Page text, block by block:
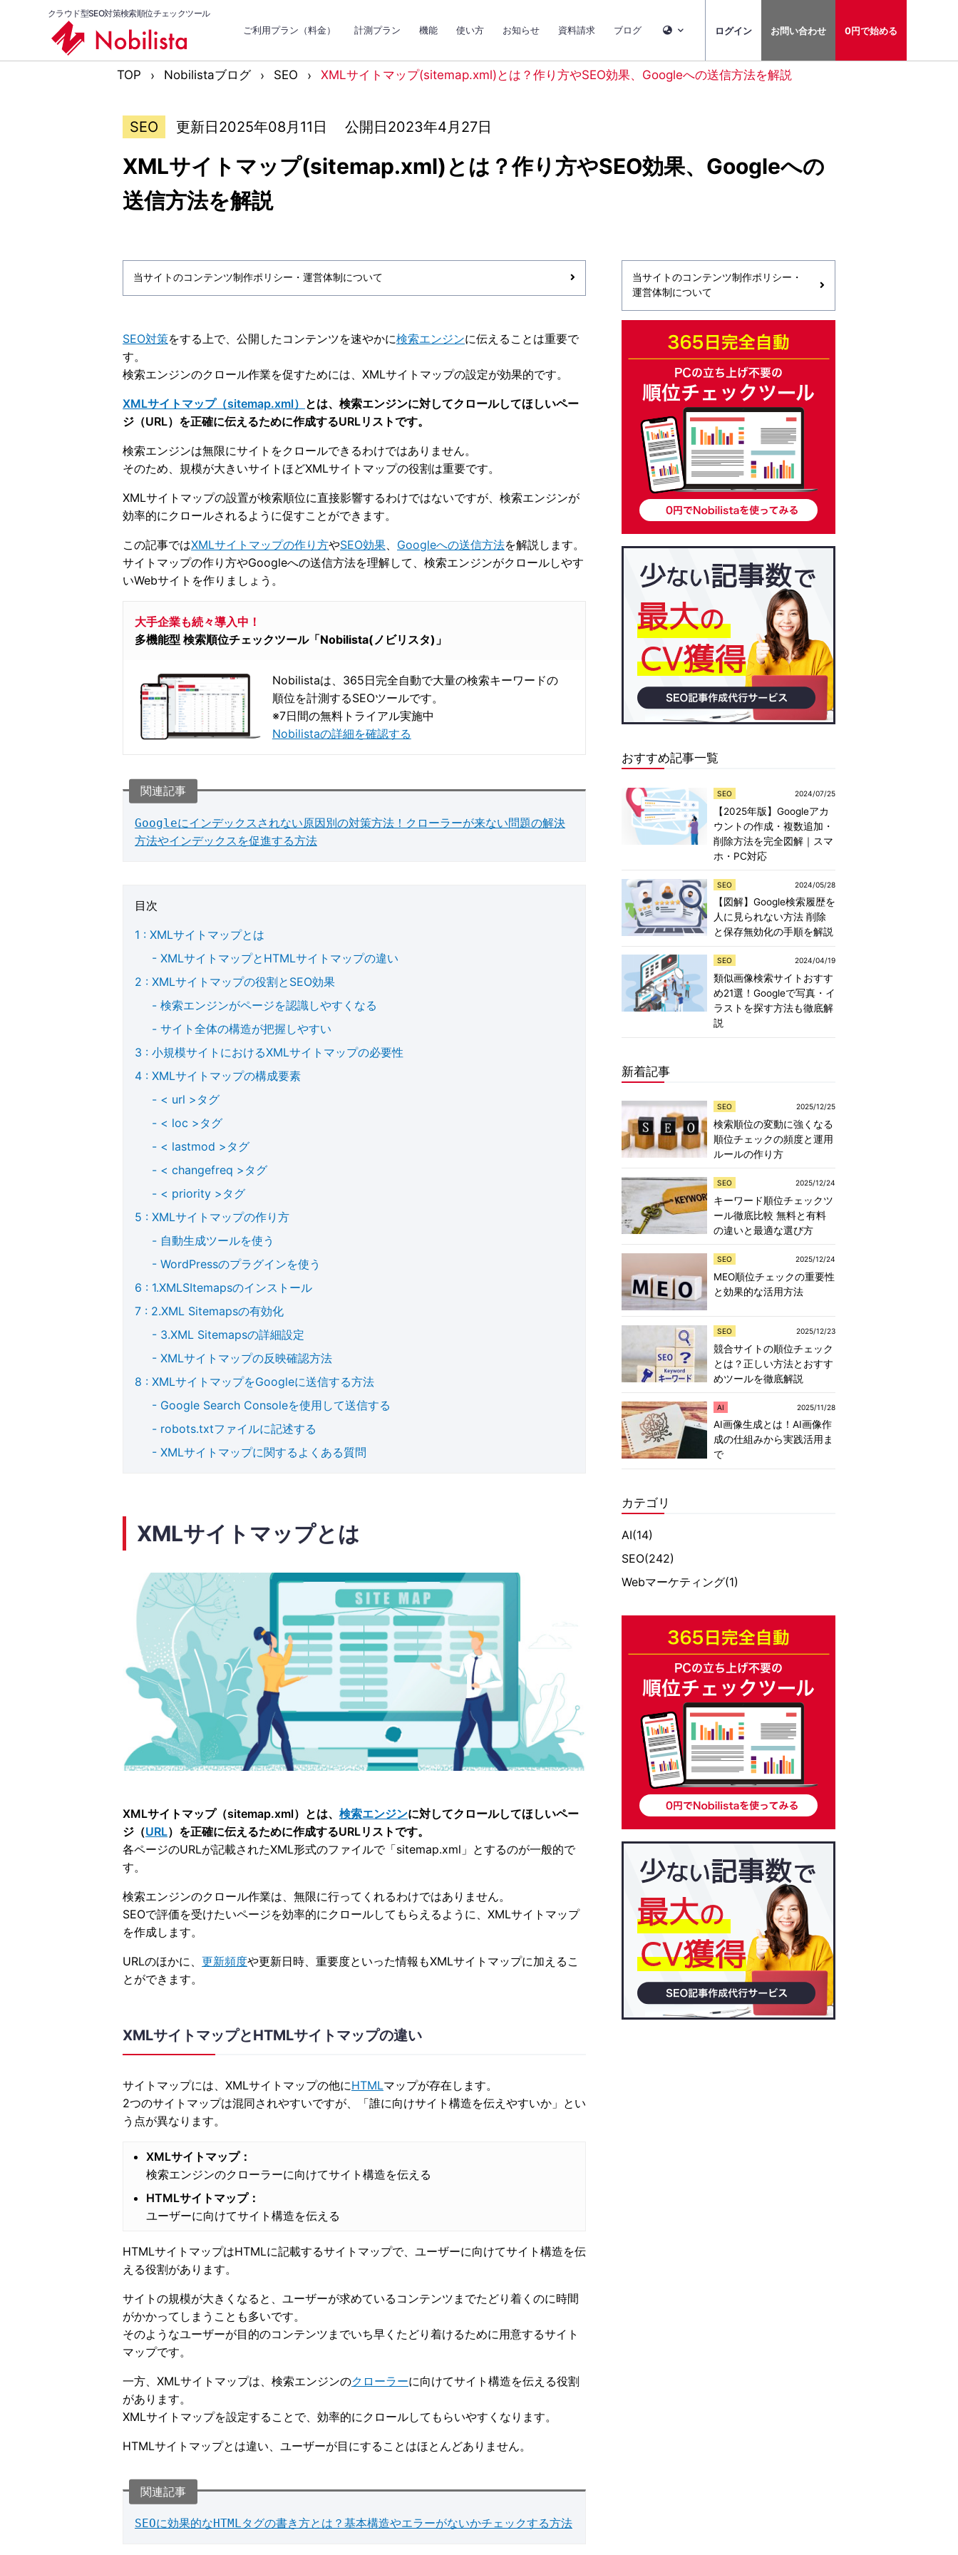
クラウド型SEO対策検索順位チェックツール
ご利用プラン（料金） 計測プラン 機能 使い方 お知らせ 資料請求 ブログ ログイン お問い合わせ 0円で始める
TOP Nobilistaブログ SEO XMLサイトマップ(sitemap.xml)とは？作り方やSEO効果、Googleへの送信方法を解説
SEO 更新日2025年08月11日 公開日2023年4月27日
XMLサイトマップ(sitemap.xml)とは？作り方やSEO効果、Googleへの
送信方法を解説
当サイトのコンテンツ制作ポリシー・運営体制について
SEO対策をする上で、公開したコンテンツを速やかに検索エンジンに伝えることは重要で
す。
検索エンジンのクロール作業を促すためには、XMLサイトマップの設定が効果的です。
XMLサイトマップ（sitemap.xml） とは、検索エンジンに対してクロールしてほしいペー
ジ（URL）を正確に伝えるために作成するURLリストです。
検索エンジンは無限にサイトをクロールできるわけではありません。
そのため、規模が大きいサイトほどXMLサイトマップの役割は重要です。
XMLサイトマップの設置が検索順位に直接影響するわけではないですが、検索エンジンが
効率的にクロールされるように促すことができます。
この記事ではXMLサイトマップの作り方やSEO効果 Googleへの送信方法を解説します。
サイトマップの作り方やGoogleへの送信方法を理解して、検索エンジンがクロールしやす
いWebサイトを作りましょう。
大手企業も続々導入中！
多機能型 検索順位チェックツール「Nobilista(ノビリスタ)」
Nobilistaは、365日完全自動で大量の検索キーワードの
順位を計測するSEOツールです。
※7日間の無料トライアル実施中
Nobilistaの詳細を確認する
Googleにインデックスされない原因別の対策方法！クローラーが来ない問題の解決
方法やインデックスを促進する方法
目次
XMLサイトマップとは
XMLサイトマップとHTMLサイトマップの違い
XMLサイトマップの役割とSEO効果
検索エンジンがページを認識しやすくなる
サイト全体の構造が把握しやすい
小規模サイトにおけるXMLサイトマップの必要性
XMLサイトマップの構成要素
< url >タグ
< loc >タグ
< lastmod >タグ
< changefreq >タグ
< priority >タグ
XMLサイトマップの作り方
自動生成ツールを使う
WordPressのプラグインを使う
1.XMLSItemapsのインストール
2.XML Sitemapsの有効化
3.XML Sitemapsの詳細設定
XMLサイトマップの反映確認方法
XMLサイトマップをGoogleに送信する方法
Google Search Consoleを使用して送信する
robots.txtファイルに記述する
XMLサイトマップに関するよくある質問
XMLサイトマップとは
XMLサイトマップ（sitemap.xml）とは、 検索エンジンに対してクロールしてほしいペー
ジ（URL）を正確に伝えるために作成するURLリストです。
各ページのURLが記載されたXML形式のファイルで「sitemap.xml」とするのが一般的で
す。
検索エンジンのクロール作業は、無限に行ってくれるわけではありません。
SEOで評価を受けたいページを効率的にクロールしてもらえるように、XMLサイトマップ
を作成します。
URLのほかに、 更新頻度や更新日時、重要度といった情報もXMLサイトマップに加えるこ
とができます。
XMLサイトマップとHTMLサイトマップの違い
サイトマップには、XMLサイトマップの他にHTMLマップが存在します。
2つのサイトマップは混同されやすいですが、「誰に向けサイト構造を伝えやすいか」とい
う点が異なります。
XMLサイトマップ：
検索エンジンのクローラーに向けてサイト構造を伝える
HTMLサイトマップ：
ユーザーに向けてサイト構造を伝える
HTMLサイトマップはHTMLに記載するサイトマップで、ユーザーに向けてサイト構造を伝
える役割があります。
サイトの規模が大きくなると、ユーザーが求めているコンテンツまでたどり着くのに時間
がかかってしまうことも多いです。
そのようなユーザーが目的のコンテンツまでいち早くたどり着けるために用意するサイト
マップです。
一方、XMLサイトマップは、検索エンジンのクローラーに向けてサイト構造を伝える役割
があります。
XMLサイトマップを設定することで、効率的にクロールしてもらいやすくなります。
HTMLサイトマップとは違い、ユーザーが目にすることはほとんどありません。
SEOに効果的なHTMLタグの書き方とは？基本構造やエラーがないかチェックする方法
当サイトのコンテンツ制作ポリシー・
運営体制について
おすすめ記事一覧
SEO 2024/07/25
【2025年版】Googleアカ
ウントの作成・複数追加・
削除方法を完全図解｜スマ
ホ・PC対応
SEO 2024/05/28
【図解】Google検索履歴を
人に見られない方法 削除
と保存無効化の手順を解説
SEO 2024/04/19
類似画像検索サイトおすす
め21選！Googleで写真・イ
ラストを探す方法も徹底解
説
新着記事
SEO 2025/12/25
検索順位の変動に強くなる
順位チェックの頻度と運用
ルールの作り方
SEO 2025/12/24
キーワード順位チェックツ
ール徹底比較 無料と有料
の違いと最適な選び方
SEO 2025/12/24
MEO順位チェックの重要性
と効果的な活用方法
SEO 2025/12/23
競合サイトの順位チェック
とは？正しい方法とおすす
めツールを徹底解説
AI 2025/11/28
AI画像生成とは！AI画像作
成の仕組みから実践活用ま
で
カテゴリ
AI(14)
SEO(242)
Webマーケティング(1)